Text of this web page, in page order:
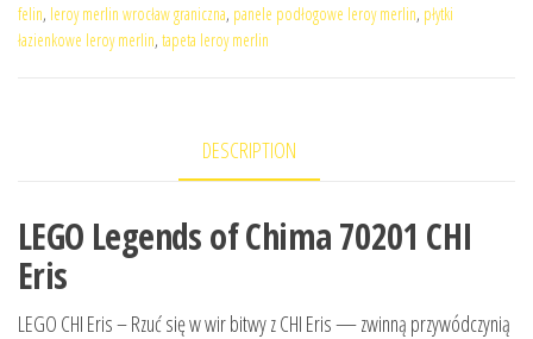
felin, leroy merlin wrocław graniczna, panele podłogowe leroy merlin, płytki
łazienkowe leroy merlin, tapeta leroy merlin
DESCRIPTION
LEGO Legends of Chima 70201 CHI
Eris
LEGO CHI Eris – Rzuć się w wir bitwy z CHI Eris — zwinną przywódczynią